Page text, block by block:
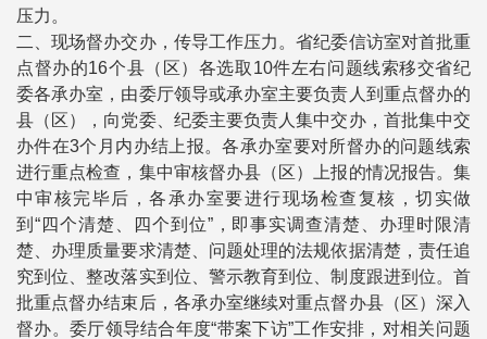
压力。
二、现场督办交办，传导工作压力。省纪委信访室对首批重
点督办的16个县（区）各选取10件左右问题线索移交省纪
委各承办室，由委厅领导或承办室主要负责人到重点督办的
县（区），向党委、纪委主要负责人集中交办，首批集中交
办件在3个月内办结上报。各承办室要对所督办的问题线索
进行重点检查，集中审核督办县（区）上报的情况报告。集
中审核完毕后，各承办室要进行现场检查复核，切实做
到“四个清楚、四个到位”，即事实调查清楚、办理时限清
楚、办理质量要求清楚、问题处理的法规依据清楚，责任追
究到位、整改落实到位、警示教育到位、制度跟进到位。首
批重点督办结束后，各承办室继续对重点督办县（区）深入
督办。委厅领导结合年度“带案下访”工作安排，对相关问题